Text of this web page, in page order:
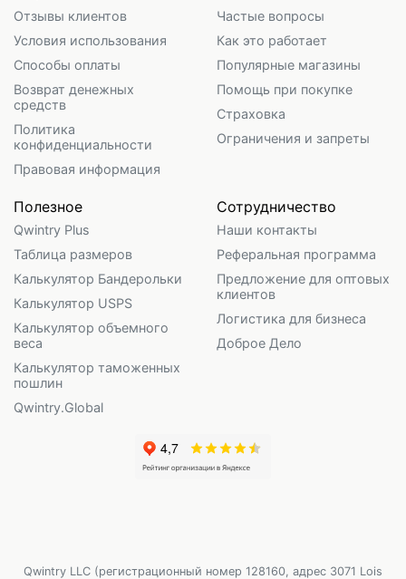
Отзывы клиентов
Условия использования
Способы оплаты
Возврат денежных
средств
Политика
конфиденциальности
Правовая информация
Частые вопросы
Как это работает
Популярные магазины
Помощь при покупке
Страховка
Ограничения и запреты
Полезное
Qwintry Plus
Таблица размеров
Калькулятор Бандерольки
Калькулятор USPS
Калькулятор объемного
веса
Калькулятор таможенных
пошлин
Qwintry.Global
Сотрудничество
Наши контакты
Реферальная программа
Предложение для оптовых
клиентов
Логистика для бизнеса
Доброе Дело
Qwintry LLC (регистрационный номер 128160, адрес 3071 Lois